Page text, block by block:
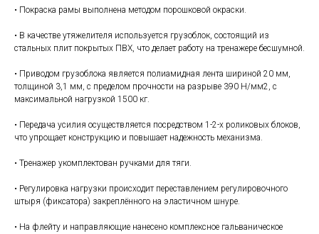
• Покраска рамы выполнена методом порошковой окраски.
• В качестве утяжелителя используется грузоблок, состоящий из
стальных плит покрытых ПВХ, что делает работу на тренажере бесшумной.
• Приводом грузоблока является полиамидная лента шириной 20 мм,
толщиной 3,1 мм, с пределом прочности на разрыве 390 Н/мм2, с
максимальной нагрузкой 1500 кг.
• Передача усилия осуществляется посредством 1-2-х роликовых блоков,
что упрощает конструкцию и повышает надежность механизма.
• Тренажер укомплектован ручками для тяги.
• Регулировка нагрузки происходит переставлением регулировочного
штыря (фиксатора) закреплённого на эластичном шнуре.
• На флейту и направляющие нанесено комплексное гальваническое